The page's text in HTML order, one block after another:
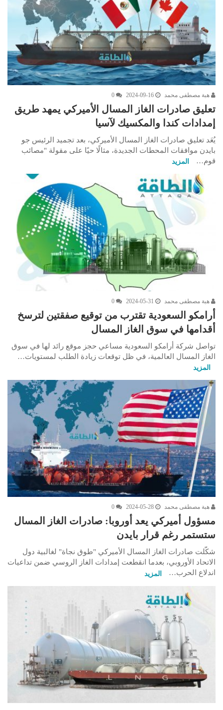
هبة مصطفى محمد 2024-09-16
0
تعليق صادرات الغاز المسال الأميركي يمهد طريق
إمدادات كندا والمكسيك لآسيا
يُعَد تعليق صادرات الغاز المسال الأميركي، بعد تجميد الرئيس جو
بايدن موافقات المحطات الجديدة، مثالًا حيًا على مقولة "مصائب
قوم…
المزيد
هبة مصطفى محمد 2024-05-31
0
أرامكو السعودية تقترب من توقيع صفقتين لترسخ
أقدامها في سوق الغاز المسال
تواصل شركة أرامكو السعودية مساعي حجز موقع رائد لها في سوق
الغاز المسال العالمية، في ظل توقعات زيادة الطلب لمستويات…
المزيد
هبة مصطفى محمد 2024-05-28
0
مسؤول أميركي يعد أوروبا: صادرات الغاز المسال
ستستمر رغم قرار بايدن
شكّلت صادرات الغاز المسال الأميركي "طوق نجاة" لغالبية دول
الاتحاد الأوروبي، بعدما انقطعت إمدادات الغاز الروسي ضمن تداعيات
اندلاع الحرب…
المزيد